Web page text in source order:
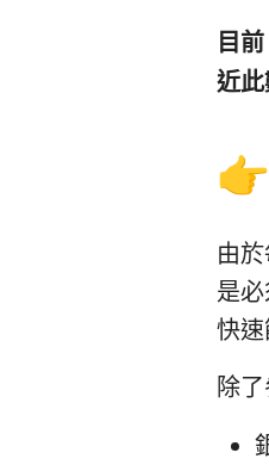
目
近
由
是
快速
除